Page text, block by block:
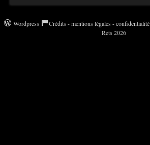
Wordpress Crédits - mentions légales - confidentialité
Rets 2026